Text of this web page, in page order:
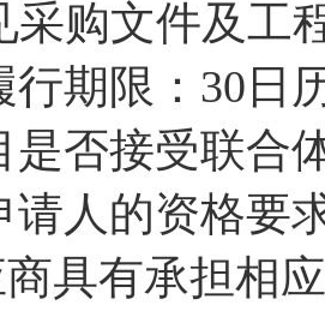
采购文件及工
期限： 30日
是否接受联合
请人的资格要
具有承担相